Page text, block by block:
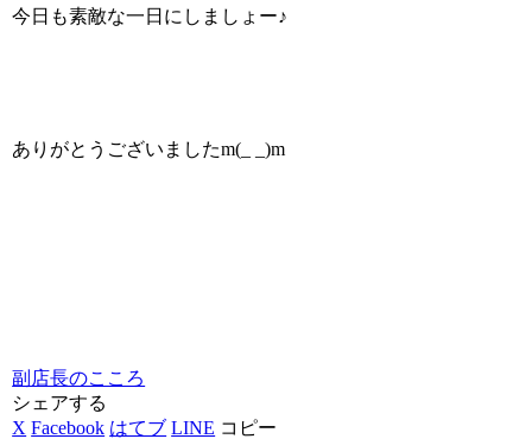
今日も素敵な一日にしましょー♪
ありがとうございましたm(_ _)m
副店長のこころ
シェアする
X Facebook はてブ LINE コピー